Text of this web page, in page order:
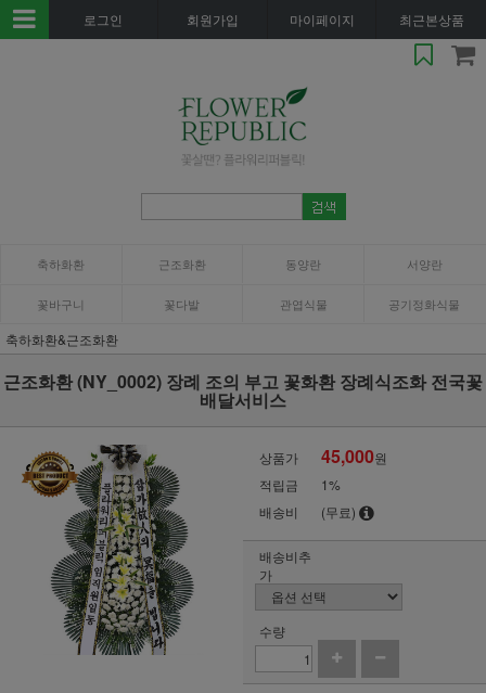
로그인 회원가입 마이페이지 최근본상품
축하화환 근조화환 동양란 서양란
꽃바구니 꽃다발 관엽식물 공기정화식물
축하화환&근조화환
근조화환 (NY_0002) 장례 조의 부고 꽃화환 장례식조화 전국꽃
배달서비스
상품가 45,000원
적립금
1%
배송비
(무료)
배송비추
가
수량